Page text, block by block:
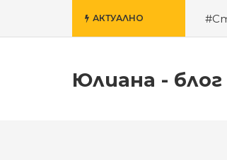
АКТУАЛНО
Юлиана - блог